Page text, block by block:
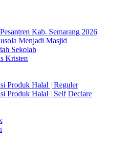
Kab. Semarang 2026
Menjadi Masjid
Sekolah
Kristen
Produk Halal | Reguler
Produk Halal | Self Declare